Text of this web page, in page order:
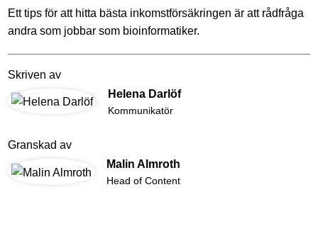
Ett tips för att hitta bästa inkomstförsäkringen är att rådfråga
andra som jobbar som bioinformatiker.
Skriven av
Helena Darlöf
Kommunikatör
Granskad av
Malin Almroth
Head of Content